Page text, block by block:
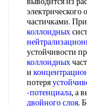
частичками.
коллоидных
устойчивости
коллоидных
и
потеря
-потенциала, а
двойного слоя.